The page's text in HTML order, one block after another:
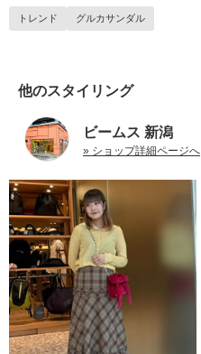
トレンド グルカサンダル
他のスタイリング
ビームス 新潟
» ショップ詳細ページへ